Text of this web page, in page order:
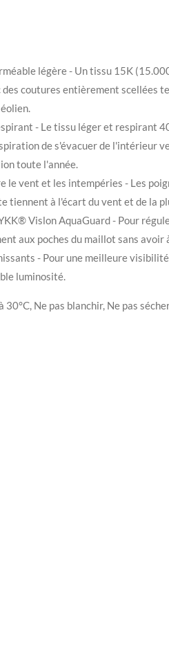
légère - Un tissu 15K
coutures entièrement scellées
- Le tissu léger et respirant
de s'évacuer de l'intérieur
toute l'année.
le vent et les intempéries - Les
tiennent à l'écart du vent et de la
Vislon AquaGuard - Pour
aux poches du maillot sans
- Pour une meilleure
luminosité.
30°C, Ne pas blanchir, Ne pas